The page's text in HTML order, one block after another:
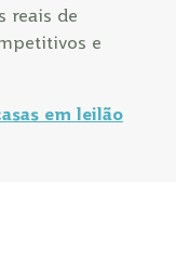
reais de
e
em leilão